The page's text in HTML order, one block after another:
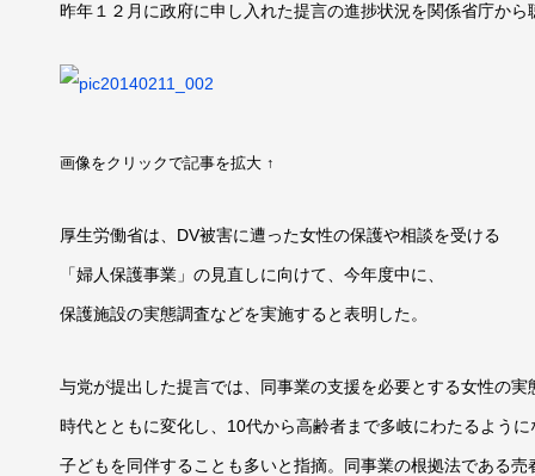
昨年１２月に政府に申し入れた提言の進捗状況を関係省庁から
画像をクリックで記事を拡大 ↑
厚生労働省は、DV被害に遭った女性の保護や相談を受ける
「婦人保護事業」の見直しに向けて、今年度中に、
保護施設の実態調査などを実施すると表明した。
与党が提出した提言では、同事業の支援を必要とする女性の実
時代とともに変化し、10代から高齢者まで多岐にわたるように
子どもを同伴することも多いと指摘。同事業の根拠法である売